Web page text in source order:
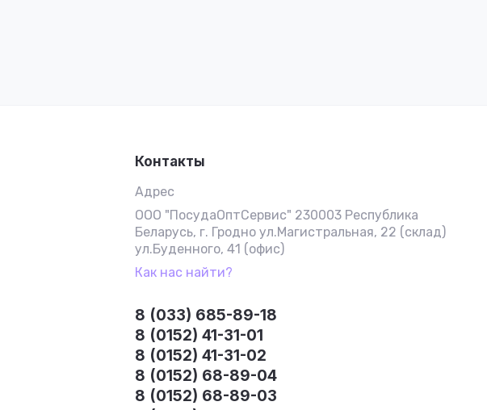
Контакты
Адрес
ООО "ПосудаОптСервис" 230003 Республика
Беларусь, г. Гродно ул.Магистральная, 22 (склад)
ул.Буденного, 41 (офис)
Как нас найти?
8 (033) 685-89-18
8 (0152) 41-31-01
8 (0152) 41-31-02
8 (0152) 68-89-04
8 (0152) 68-89-03